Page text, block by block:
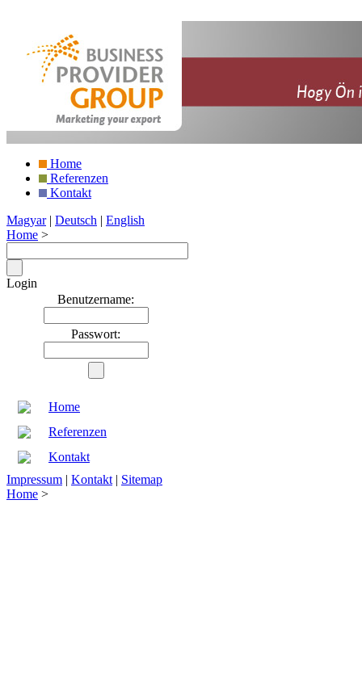
Home
Referenzen
Kontakt
Magyar| Deutsch | English
Home >
Login
Benutzername:
Passwort:
Home
Referenzen
Kontakt
Impressum | Kontakt| Sitemap
Home >